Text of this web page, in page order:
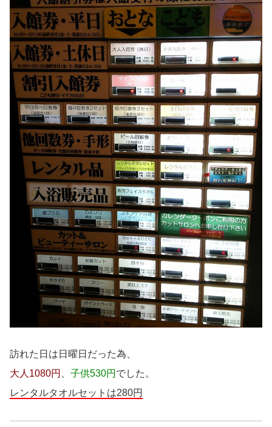
訪れた日は日曜日だった為、
大人1080円
子供530円 でした。
レンタルタオルセットは280円